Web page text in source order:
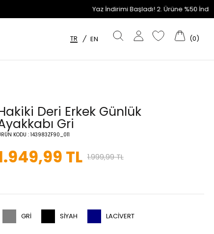
Yaz İndirimi Başladı! 2. Ürüne %50 İndirim
TR / EN (0)
Deri Erkek Günlük
Gri
KODU : 143983ZF90_011
TL 1.999,99TL
GRI SIYAH LACIVERT